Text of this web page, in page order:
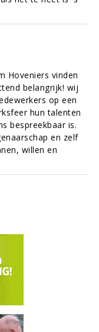
Hoveniers vinden
belangrijk! wij
op een
hun talenten
bespreekbaar is.
en zelf
willen en